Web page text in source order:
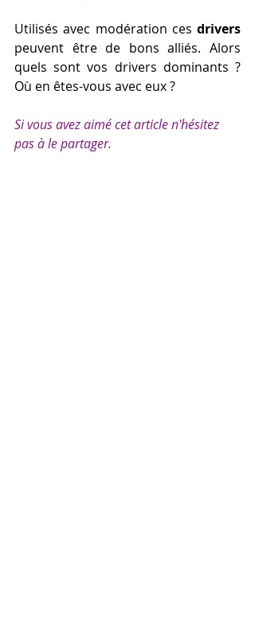
Utilisés avec modération ces drivers
peuvent être de bons alliés. Alors
quels sont vos drivers dominants ?
Où en êtes-vous avec eux ?
Si vous avez aimé cet article n'hésitez
pas à le partager.